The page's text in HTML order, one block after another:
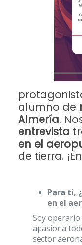
alumno de
Almería.
entrevista
en el
de tierra.
Para ti,
en el
Soy
apasiona
sector